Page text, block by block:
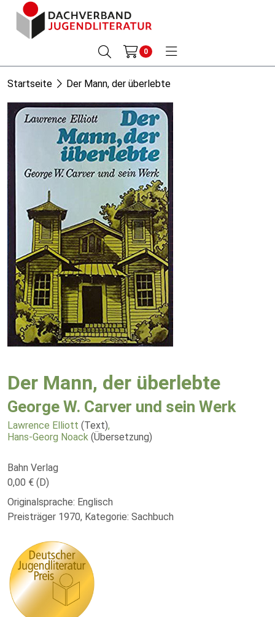
0
Startseite Der Mann, der überlebte
Der Mann, der überlebte
George W. Carver und sein Werk
Lawrence Elliott (Text),
Hans-Georg Noack (Übersetzung)
Bahn Verlag
0,00 € (D)
Originalsprache: Englisch
Preisträger 1970, Kategorie: Sachbuch